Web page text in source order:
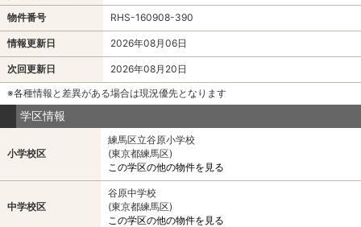
物件番号 RHS-160908-390
情報更新日 2026年08月06日
次回更新日
2026年08月20日
※各種情報と差異がある場合は現況優先となります
学区情報
小学校区
練馬区立谷原小学校
(東京都練馬区)
この学区の他の物件を見る
中学校区
谷原中学校
(東京都練馬区)
この学区の他の物件を見る